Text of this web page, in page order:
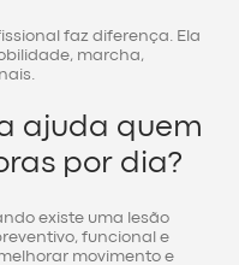
faz diferença. Ela
marcha,
ajuda quem
por dia?
existe uma lesão
funcional e
movimento e